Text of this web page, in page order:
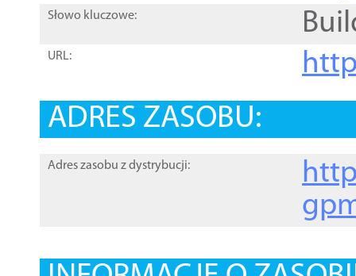
Słowo kluczowe:
URL:
ADRES ZASOBU:
Adres zasobu z dystrybucji: